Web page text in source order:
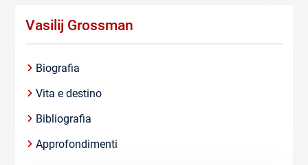
Vasilij Grossman
Biografia
Vita e destino
Bibliografia
Approfondimenti